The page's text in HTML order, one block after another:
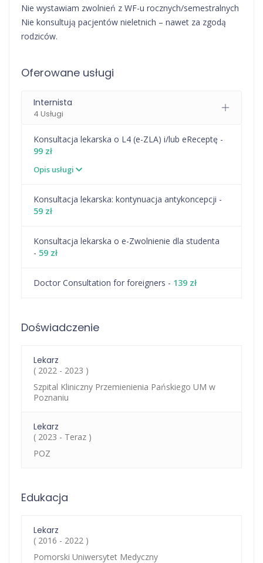
Nie wystawiam zwolnień z WF-u rocznych/semestralnych
Nie konsultują pacjentów nieletnich – nawet za zgodą
rodziców.
Oferowane usługi
Internista
4 Usługi
Konsultacja lekarska o L4 (e-ZLA) i/lub eReceptę -
99 zł
Opis usługi
⁠Konsultacja lekarska: kontynuacja antykoncepcji -
59 zł
Konsultacja lekarska o e-Zwolnienie dla studenta
- 59 zł
Doctor Consultation for foreigners - 139 zł
Doświadczenie
Lekarz
( 2022 - 2023 )
Szpital Kliniczny Przemienienia Pańskiego UM w
Poznaniu
Lekarz
( 2023 - Teraz )
POZ
Edukacja
Lekarz
( 2016 - 2022 )
Pomorski Uniwersytet Medyczny